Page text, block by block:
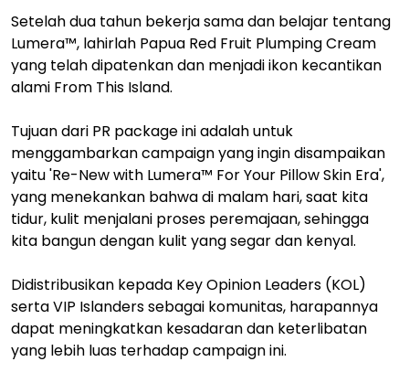
Setelah dua tahun bekerja sama dan belajar tentang
Lumera™, lahirlah Papua Red Fruit Plumping Cream
yang telah dipatenkan dan menjadi ikon kecantikan
alami From This Island.
Tujuan dari PR package ini adalah untuk
menggambarkan campaign yang ingin disampaikan
yaitu 'Re-New with Lumera™ For Your Pillow Skin Era',
yang menekankan bahwa di malam hari, saat kita
tidur, kulit menjalani proses peremajaan, sehingga
kita bangun dengan kulit yang segar dan kenyal.
Didistribusikan kepada Key Opinion Leaders (KOL)
serta VIP Islanders sebagai komunitas, harapannya
dapat meningkatkan kesadaran dan keterlibatan
yang lebih luas terhadap campaign ini.